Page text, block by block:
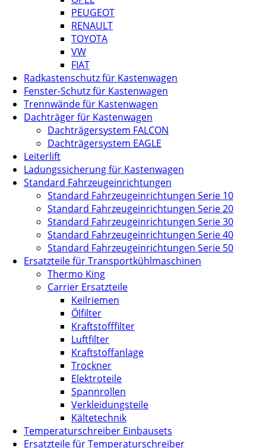
PEUGEOT
RENAULT
TOYOTA
VW
FIAT
Radkastenschutz für Kastenwagen
Fenster-Schutz für Kastenwagen
Trennwände für Kastenwagen
Dachträger für Kastenwagen
Dachträgersystem FALCON
Dachträgersystem EAGLE
Leiterlift
Ladungssicherung für Kastenwagen
Standard Fahrzeugeinrichtungen
Standard Fahrzeugeinrichtungen Serie 10
Standard Fahrzeugeinrichtungen Serie 20
Standard Fahrzeugeinrichtungen Serie 30
Standard Fahrzeugeinrichtungen Serie 40
Standard Fahrzeugeinrichtungen Serie 50
Ersatzteile für Transportkühlmaschinen
Thermo King
Carrier Ersatzteile
Keilriemen
Ölfilter
Kraftstofffilter
Luftfilter
Kraftstoffanlage
Trockner
Elektroteile
Spannrollen
Verkleidungsteile
Kältetechnik
Temperaturschreiber Einbausets
Ersatzteile für Temperaturschreiber